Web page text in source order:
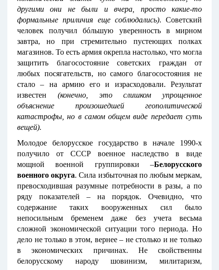
другими они не были и вчера, просто какие-то
формальные приличия еще соблюдались). Советский
человек получил бóльшую уверенность в мирном
завтра, но при стремительно пустеющих полках
магазинов. То есть армия окрепла настолько, что могла
защитить благосостояние советских граждан от
любых посягательств, но самого благосостояния не
стало – на армию его и израсходовали. Результат
известен (конечно, это слишком упрощенное
объяснение произошедшей геополитической
катастрофы, но в самом общем виде передает суть
вещей).
Молодое белорусское государство в начале 1990-х
получило от СССР военное наследство в виде
мощной военной группировки –Белорусского
военного округа. Сила избыточная по любым меркам,
превосходившая разумные потребности в разы, а по
ряду показателей – на порядок. Очевидно, что
содержание таких вооруженных сил было
непосильным бременем даже без учета весьма
сложной экономической ситуации того периода. Но
дело не только в этом, вернее – не столько и не только
в экономических причинах. Не свойственны
белорусскому народу шовинизм, милитаризм,